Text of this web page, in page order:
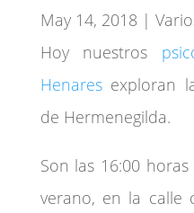
May 14, 2018 |
Hoy nuestros
Henaresexploran
de Hermenegilda.
Son las 16:00
verano, en la calle